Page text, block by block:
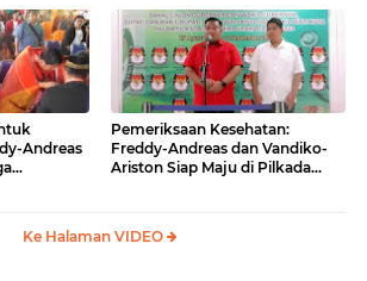
Andreas
Pemeriksaan Kesehatan:
Freddy-Andreas dan Vandiko-
Ariston Siap Maju di Pilkada
Ke Halaman VIDEO